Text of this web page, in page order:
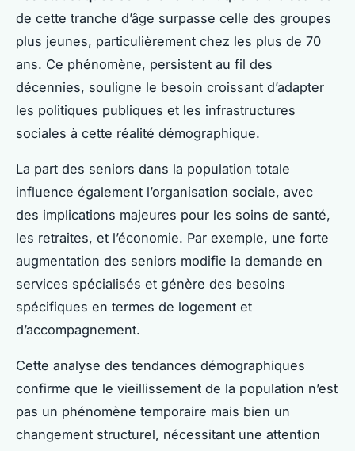
de cette tranche d’âge surpasse celle des groupes
plus jeunes, particulièrement chez les plus de 70
ans. Ce phénomène, persistent au fil des
décennies, souligne le besoin croissant d’adapter
les politiques publiques et les infrastructures
sociales à cette réalité démographique.
La part des seniors dans la population totale
influence également l’organisation sociale, avec
des implications majeures pour les soins de santé,
les retraites, et l’économie. Par exemple, une forte
augmentation des seniors modifie la demande en
services spécialisés et génère des besoins
spécifiques en termes de logement et
d’accompagnement.
Cette analyse des tendances démographiques
confirme que le vieillissement de la population n’est
pas un phénomène temporaire mais bien un
changement structurel, nécessitant une attention